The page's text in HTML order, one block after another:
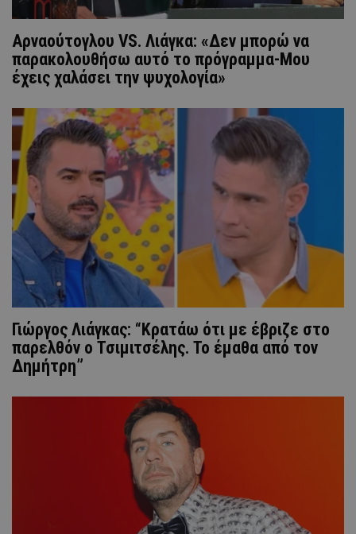
Αρναούτογλου VS. Λιάγκα: «Δεν μπορώ να
παρακολουθήσω αυτό το πρόγραμμα-Μου
έχεις χαλάσει την ψυχολογία»
Γιώργος Λιάγκας: “Κρατάω ότι με έβριζε στο
παρελθόν ο Τσιμιτσέλης. Το έμαθα από τον
Δημήτρη”